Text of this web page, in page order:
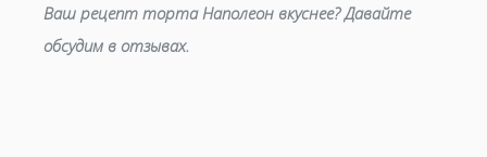
Ваш рецепт торта Наполеон вкуснее? Давайте
обсудим в отзывах.